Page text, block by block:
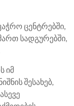
ცენტრებში,
სადგურებში,
იმ
შესახებ,